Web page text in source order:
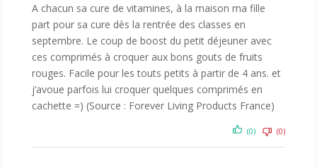
A chacun sa cure de vitamines, à la maison ma fille
part pour sa cure dès la rentrée des classes en
septembre. Le coup de boost du petit déjeuner avec
ces comprimés à croquer aux bons gouts de fruits
rouges. Facile pour les touts petits à partir de 4 ans. et
j’avoue parfois lui croquer quelques comprimés en
cachette =) (Source : Forever Living Products France)
(0) (0)